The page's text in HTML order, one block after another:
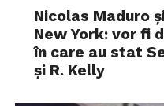
Nicolas Maduro
New York: vor fi
în care au stat
și R. Kelly